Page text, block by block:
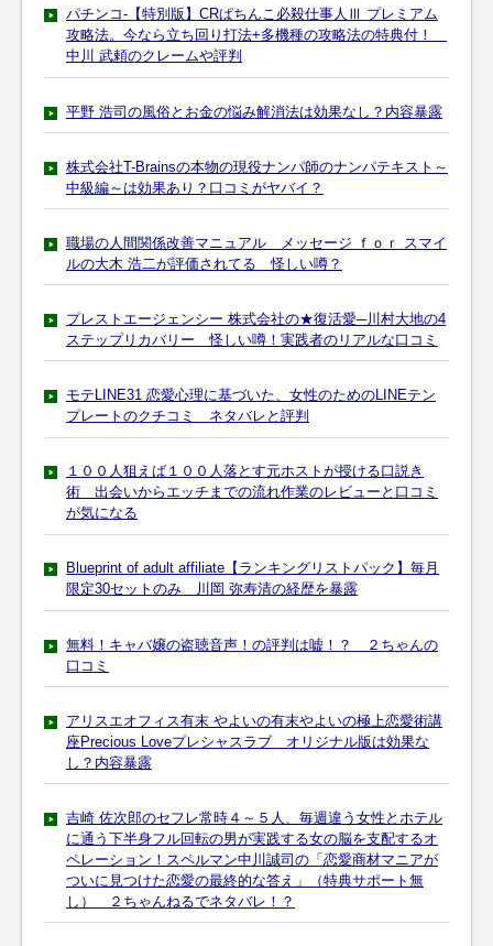
パチンコ-【特別版】CRぱちんこ必殺仕事人Ⅲ プレミアム
攻略法。今なら立ち回り打法+多機種の攻略法の特典付！
中川 武頼のクレームや評判
平野 浩司の風俗とお金の悩み解消法は効果なし？内容暴露
株式会社T-Brainsの本物の現役ナンパ師のナンパテキスト～
中級編～は効果あり？口コミがヤバイ？
職場の人間関係改善マニュアル メッセージ ｆｏｒ スマイ
ルの大木 浩二が評価されてる 怪しい噂？
プレストエージェンシー 株式会社の★復活愛─川村大地の4
ステップリカバリー 怪しい噂！実践者のリアルな口コミ
モテLINE31 恋愛心理に基づいた、女性のためのLINEテン
プレートのクチコミ ネタバレと評判
１００人狙えば１００人落とす元ホストが授ける口説き
術 出会いからエッチまでの流れ作業のレビューと口コミ
が気になる
Blueprint of adult affiliate【ランキングリストパック】毎月
限定30セットのみ 川岡 弥寿清の経歴を暴露
無料！キャバ嬢の盗聴音声！の評判は嘘！？ ２ちゃんの
口コミ
アリスエオフィス有末 やよいの有末やよいの極上恋愛術講
座Precious Loveプレシャスラブ オリジナル版は効果な
し？内容暴露
吉崎 佐次郎のセフレ常時４～５人、毎週違う女性とホテル
に通う下半身フル回転の男が実践する女の脳を支配するオ
ペレーション！スペルマン中川誠司の「恋愛商材マニアが
ついに見つけた恋愛の最終的な答え」（特典サポート無
し） ２ちゃんねるでネタバレ！？